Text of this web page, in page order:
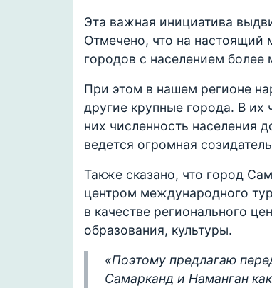
Эта важная инициатива
Отмечено, что на настоящий
городов с населением более
При этом в нашем регионе
другие крупные города. В
них численность населения
ведется огромная
Также сказано, что город
центром международного
в качестве регионального
образования, культуры.
«Поэтому предлагаю
Самарканд и Наманган